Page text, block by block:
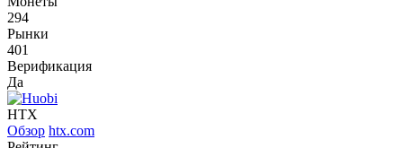
294
Рынки
401
Верификация
Да
HTX
Обзор htx.com